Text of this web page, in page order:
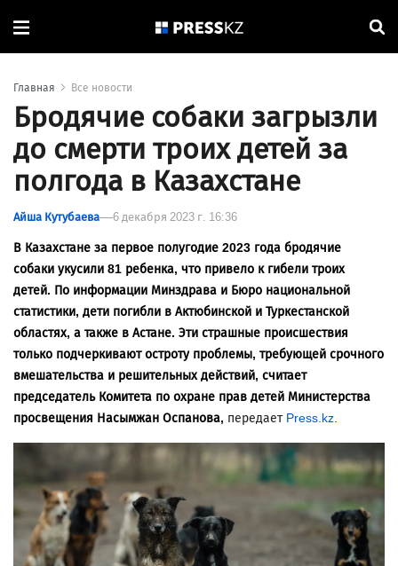
Главная Все новости
Бродячие собаки загрызли
до смерти троих детей за
полгода в Казахстане
Айша Кутубаева 6 декабря 2023 г. 16:36
В Казахстане за первое полугодие 2023 года бродячие
собаки укусили 81 ребенка, что привело к гибели троих
детей. По информации Минздрава и Бюро национальной
статистики, дети погибли в Актюбинской и Туркестанской
областях, а также в Астане. Эти страшные происшествия
только подчеркивают остроту проблемы, требующей срочного
вмешательства и решительных действий, считает
председатель Комитета по охране прав детей Министерства
просвещения Насымжан Оспанова, передает Press.kz.